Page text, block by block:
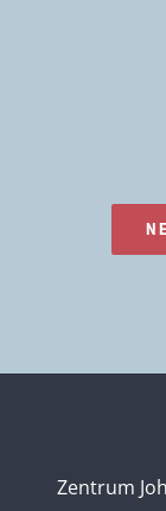
Zentrum